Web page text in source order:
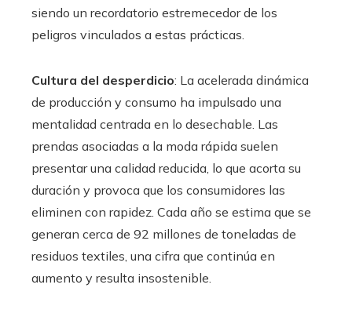
siendo un recordatorio estremecedor de los
peligros vinculados a estas prácticas.
Cultura del desperdicio: La acelerada dinámica
de producción y consumo ha impulsado una
mentalidad centrada en lo desechable. Las
prendas asociadas a la moda rápida suelen
presentar una calidad reducida, lo que acorta su
duración y provoca que los consumidores las
eliminen con rapidez. Cada año se estima que se
generan cerca de 92 millones de toneladas de
residuos textiles, una cifra que continúa en
aumento y resulta insostenible.